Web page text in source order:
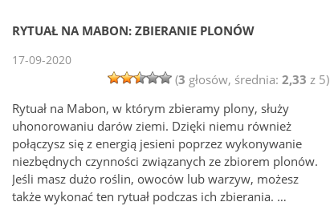
RYTUAŁ NA MABON: ZBIERANIE PLONÓW
17-09-2020
(3 głosów, średnia:2,33 z 5)
Rytuał na Mabon, w którym zbieramy plony, służy
uhonorowaniu darów ziemi. Dzięki niemu również
połączysz się z energią jesieni poprzez wykonywanie
niezbędnych czynności związanych ze zbiorem plonów.
Jeśli masz dużo roślin, owoców lub warzyw, możesz
także wykonać ten rytuał podczas ich zbierania. …